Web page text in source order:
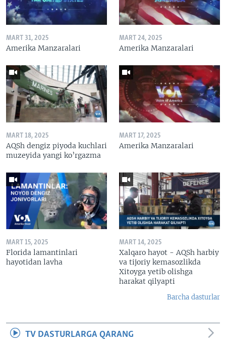
MART 31, 2025
Amerika Manzaralari
MART 24, 2025
Amerika Manzaralari
MART 18, 2025
AQSh dengiz piyoda kuchlari
muzeyida yangi ko’rgazma
MART 17, 2025
Amerika Manzaralari
MART 15, 2025
Florida lamantinlari
hayotidan lavha
MART 14, 2025
Xalqaro hayot - AQSh harbiy
va tijoriy kemasozlikda
Xitoyga yetib olishga
harakat qilyapti
Barcha dasturlar
TV DASTURLARGA QARANG